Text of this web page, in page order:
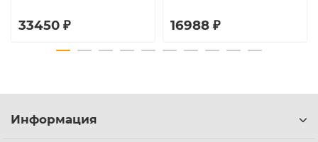
33450 ₽ 16988 ₽
Информация